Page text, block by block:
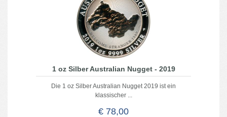
1 oz Silber Australian Nugget - 2019
Die 1 oz Silber Australian Nugget 2019 ist ein
klassischer ...
€ 78,00